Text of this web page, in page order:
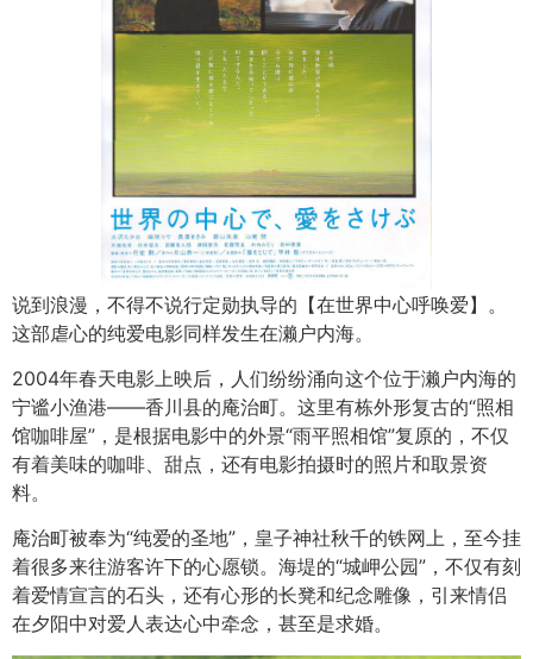
说到浪漫，不得不说行定勋执导的【在世界中心呼唤爱】。
这部虐心的纯爱电影同样发生在濑户内海。
2004年春天电影上映后，人们纷纷涌向这个位于濑户内海的
宁谧小渔港——香川县的庵治町。这里有栋外形复古的“照相
馆咖啡屋”，是根据电影中的外景“雨平照相馆”复原的，不仅
有着美味的咖啡、甜点，还有电影拍摄时的照片和取景资
料。
庵治町被奉为“纯爱的圣地”，皇子神社秋千的铁网上，至今挂
着很多来往游客许下的心愿锁。海堤的“城岬公园”，不仅有刻
着爱情宣言的石头，还有心形的长凳和纪念雕像，引来情侣
在夕阳中对爱人表达心中牵念，甚至是求婚。